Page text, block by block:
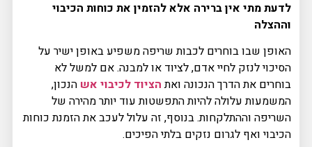
לדעת מתי אין ברירה אלא להזמין את כוחות הכיבוי
וההצלה
האופן שבו בוחרים לכבות שריפה משפיע באופן ישיר על
הסיכוי לנזק לחיי אדם, לציוד או למבנה. אם למשל לא
בוחרים את הדרך הנכונה ואתהציוד לכיבוי אש הנכון,
המשמעות עלולה להיות התפשטות עוד יותר מהירה של
השריפה וההתלקחות. בנוסף, זה עלול לעכב את הזמנת כוחות
הכיבוי ואף לגרום נזקים בלתי הפיכים.